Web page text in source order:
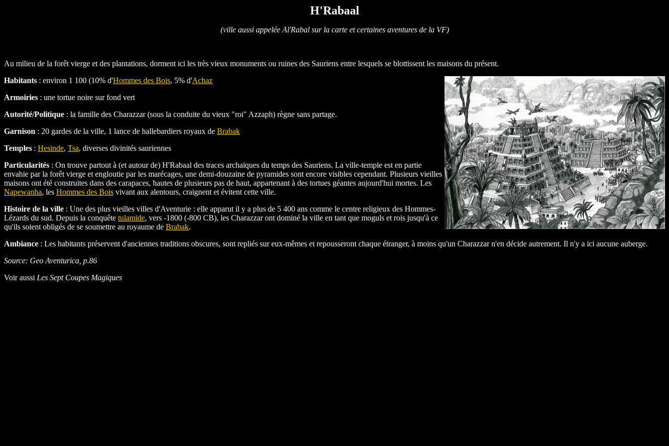
H'Rabaal
(ville aussi appelée Al'Rabal sur la carte et certaines aventures de la VF)
Au milieu de la forêt vierge et des plantations, dorment ici les très vieux monuments ou ruines des Sauriens entre lesquels se blottissent les maisons du présent.
Habitants : environ 1 100 (10% d'Hommes des Bois, 5% d'Achaz
Armoiries : une tortue noire sur fond vert
Autorité/Politique : la famille des Charazzar (sous la conduite du vieux "roi" Azzaph) règne sans partage.
Garnison : 20 gardes de la ville, 1 lance de hallebardiers royaux de Brabak
Temples : Hesinde, Tsa, diverses divinités sauriennes
Particularités : On trouve partout à (et autour de) H'Rabaal des traces archaïques du temps des Sauriens. La ville-temple est en partie
envahie par la forêt vierge et engloutie par les marécages, une demi-douzaine de pyramides sont encore visibles cependant. Plusieurs vieilles
maisons ont été construites dans des carapaces, hautes de plusieurs pas de haut, appartenant à des tortues géantes aujourd'hui mortes. Les
Napewanha, les Hommes des Bois vivant aux alentours, craignent et évitent cette ville.
Histoire de la ville : Une des plus vieilles villes d'Aventurie : elle apparut il y a plus de 5 400 ans comme le centre religieux des Hommes-
Lézards du sud. Depuis la conquête tulamide, vers -1800 (-800 CB), les Charazzar ont dominé la ville en tant que moguls et rois jusqu'à ce
qu'ils soient obligés de se soumettre au royaume de Brabak.
Ambiance : Les habitants préservent d'anciennes traditions obscures, sont repliés sur eux-mêmes et repousseront chaque étranger, à moins qu'un Charazzar n'en décide autrement. Il n'y a ici aucune auberge.
Source: Geo Aventurica, p.86
Voir aussi Les Sept Coupes Magiques